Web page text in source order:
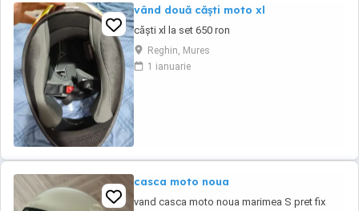
vând două căști moto xl
căști xl la set 650 ron
Reghin, Mures
1 ianuarie
casca moto noua
vand casca moto noua marimea S pret fix